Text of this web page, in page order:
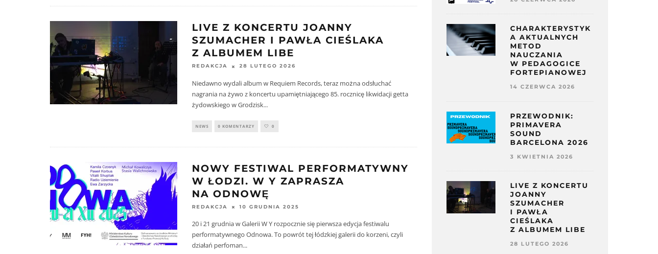
LIVE Z KONCERTU JOANNY
SZUMACHER I PAWŁA CIEŚLAKA
Z ALBUMEM LIBE
REDAKCJA 28 LUTEGO 2026
Niedawno wydali album w Requiem Records, teraz można odsłuchać
nagrania na żywo z koncertu upamiętniającego 85. rocznicę likwidacji getta
żydowskiego w Grodzisk...
NEWS 0 KOMENTARZY 0
NOWY FESTIWAL PERFORMATYWNY
W ŁODZI. W Y ZAPRASZA
NA ODNOWĘ
REDAKCJA 10 GRUDNIA 2025
20 i 21 grudnia w Galerii W Y rozpocznie się pierwsza edycja festiwalu
performatywnego Odnowa. To powrót tej łódzkiej galerii do korzeni, czyli
działań perfoman...
CHARAKTERYSTYK
A AKTUALNYCH
METOD
NAUCZANIA
W PEDAGOGICE
FORTEPIANOWEJ
14 CZERWCA 2026
PRZEWODNIK:
PRIMAVERA
SOUND
BARCELONA 2026
3 KWIETNIA 2026
LIVE Z KONCERTU
JOANNY
SZUMACHER
I PAWŁA
CIEŚLAKA
Z ALBUMEM LIBE
28 LUTEGO 2026